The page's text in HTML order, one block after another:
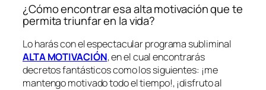
¿Cómo encontrar esa alta motivación que te
permita triunfar en la vida?
Lo harás con el espectacular programa subliminal
ALTA MOTIVACIÓN, en el cual encontrarás
decretos fantásticos como los siguientes: ¡me
mantengo motivado todo el tiempo!, ¡disfruto al